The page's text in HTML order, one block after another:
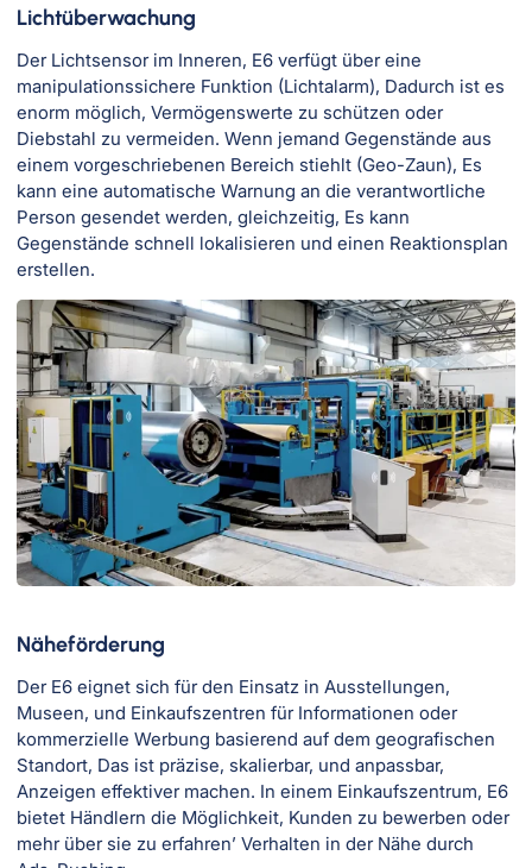
Lichtüberwachung
Der Lichtsensor im Inneren, E6 verfügt über eine
manipulationssichere Funktion (Lichtalarm), Dadurch ist es
enorm möglich, Vermögenswerte zu schützen oder
Diebstahl zu vermeiden. Wenn jemand Gegenstände aus
einem vorgeschriebenen Bereich stiehlt (Geo-Zaun), Es
kann eine automatische Warnung an die verantwortliche
Person gesendet werden, gleichzeitig, Es kann
Gegenstände schnell lokalisieren und einen Reaktionsplan
erstellen.
Näheförderung
Der E6 eignet sich für den Einsatz in Ausstellungen,
Museen, und Einkaufszentren für Informationen oder
kommerzielle Werbung basierend auf dem geografischen
Standort, Das ist präzise, skalierbar, und anpassbar,
Anzeigen effektiver machen. In einem Einkaufszentrum, E6
bietet Händlern die Möglichkeit, Kunden zu bewerben oder
mehr über sie zu erfahren’ Verhalten in der Nähe durch